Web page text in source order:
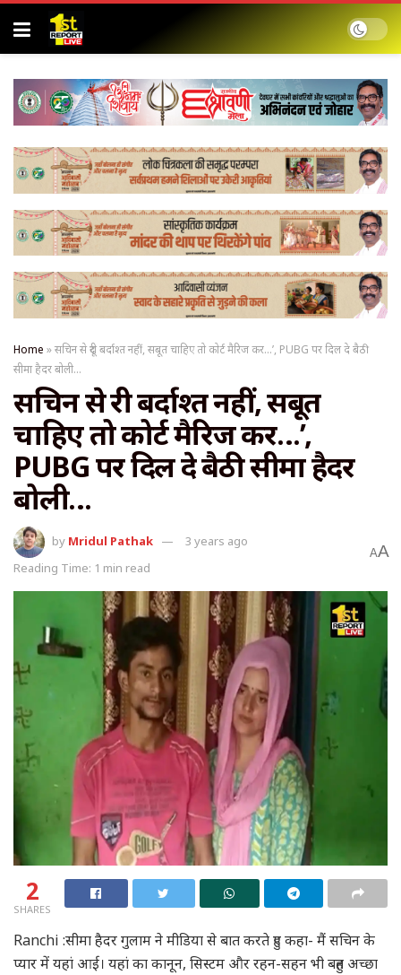
Home »सचिन से दूरी बर्दाश्‍त नहीं, सबूत चाहिए तो कोर्ट मैरिज कर…’, PUBG पर दिल दे बैठी
सीमा हैदर बोली…
सचिन से दूरी बर्दाश्‍त नहीं, सबूत
चाहिए तो कोर्ट मैरिज कर…’,
PUBG पर दिल दे बैठी सीमा हैदर
बोली…
by Mridul Pathak
3 years ago
Reading Time: 1 min read
AA
2
SHARES
Ranchi :सीमा हैदर गुलाम ने मीडिया से बात करते हुए कहा- मैं सचिन के
प्यार में यहां आई। यहां का कानून, सिस्टम और रहन-सहन भी बहुत अच्छा